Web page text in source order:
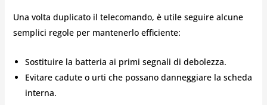
Una volta duplicato il telecomando, è utile seguire alcune
semplici regole per mantenerlo efficiente:
Sostituire la batteria ai primi segnali di debolezza.
Evitare cadute o urti che possano danneggiare la scheda
interna.